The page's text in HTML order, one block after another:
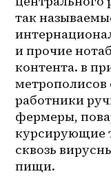
так
и прочие
контента. в
метрополисов
работники
фермеры,
курсирующие
сквозь
пищи.